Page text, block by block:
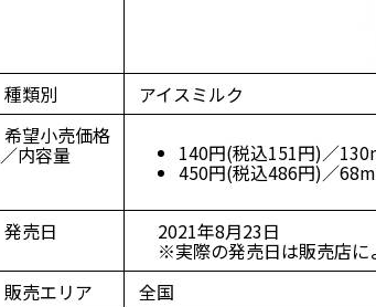
種類別
アイスミルク
希望小売価格
／内容量 140円(税込151円)／
450円(税込486円)／
発売日 2021年8月23日
※実際の発売日は販売店に
販売エリア
全国